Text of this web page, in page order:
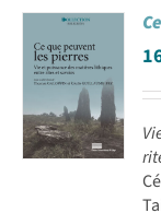
Achat en ligne
Panier